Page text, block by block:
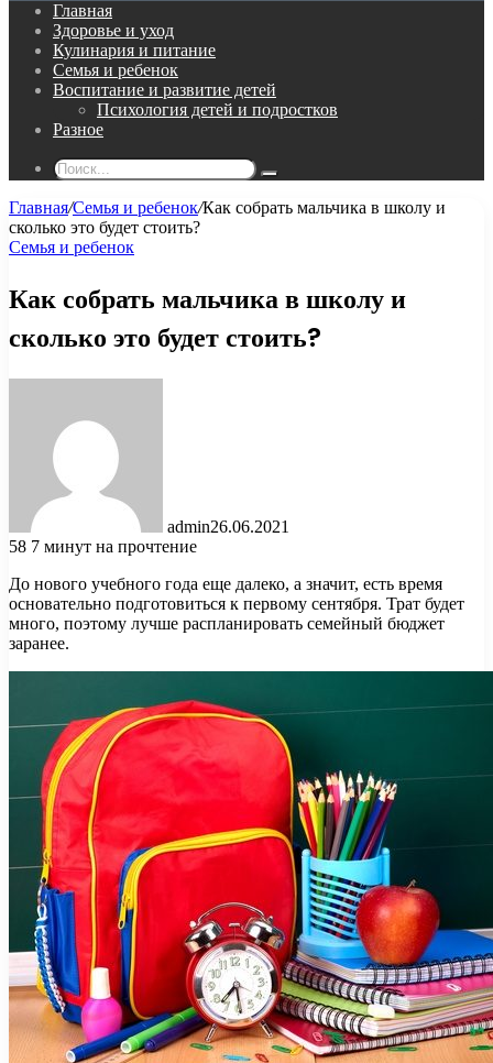
Главная
Здоровье и уход
Кулинария и питание
Семья и ребенок
Воспитание и развитие детей
Психология детей и подростков
Разное
Поиск...
Главная/Семья и ребенок/Как собрать мальчика в школу и
сколько это будет стоить?
Семья и ребенок
Как собрать мальчика в школу и
сколько это будет стоить?
admin26.06.2021
58 7 минут на прочтение
До нового учебного года еще далеко, а значит, есть время
основательно подготовиться к первому сентября. Трат будет
много, поэтому лучше распланировать семейный бюджет
заранее.